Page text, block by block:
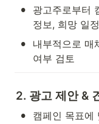
•
광고주로부터
정보, 희망 일
•
내부적으로 매
여부 검토
2. 광고 제안 &
• 캠페인 목표에